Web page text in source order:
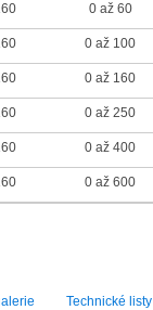
0 až 60
0 až 100
0 až 160
0 až 250
0 až 400
0 až 600
Technické listy